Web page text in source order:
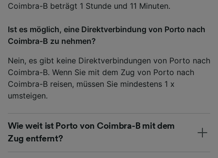
Coimbra-B beträgt 1 Stunde und 11 Minuten.
Ist es möglich, eine Direktverbindung von Porto nach
Coimbra-B zu nehmen?
Nein, es gibt keine Direktverbindungen von Porto nach
Coimbra-B. Wenn Sie mit dem Zug von Porto nach
Coimbra-B reisen, müssen Sie mindestens 1 x
umsteigen.
Wie weit ist Porto von Coimbra-B mit dem
Zug entfernt?